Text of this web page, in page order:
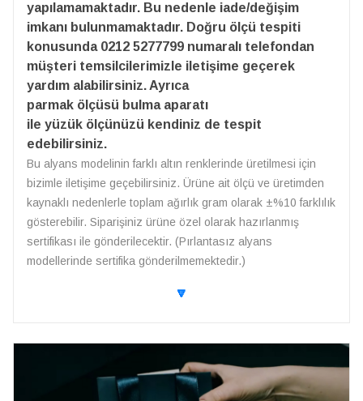
yapılamamaktadır. Bu nedenle iade/değişim
imkanı bulunmamaktadır. Doğru ölçü tespiti
konusunda 0212 5277799 numaralı telefondan
müşteri temsilcilerimizle iletişime geçerek
yardım alabilirsiniz. Ayrıca
parmak ölçüsü bulma aparatı
ile yüzük ölçünüzü kendiniz de tespit
edebilirsiniz.
Bu alyans modelinin farklı altın renklerinde üretilmesi için
bizimle iletişime geçebilirsiniz. Ürüne ait ölçü ve üretimden
kaynaklı nedenlerle toplam ağırlık gram olarak ±%10 farklılık
gösterebilir. Siparişiniz ürüne özel olarak hazırlanmış
sertifikası ile gönderilecektir. (Pırlantasız alyans
modellerinde sertifika gönderilmemektedir.)
🔽